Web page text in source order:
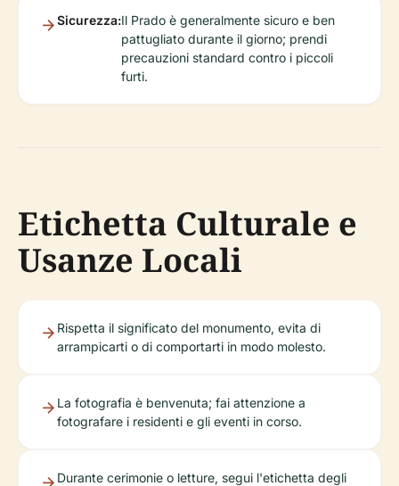
Sicurezza:Il Prado è generalmente sicuro e ben
pattugliato durante il giorno; prendi
precauzioni standard contro i piccoli
furti.
Etichetta Culturale e
Usanze Locali
Rispetta il significato del monumento, evita di
arrampicarti o di comportarti in modo molesto.
La fotografia è benvenuta; fai attenzione a
fotografare i residenti e gli eventi in corso.
Durante cerimonie o letture, segui l'etichetta degli